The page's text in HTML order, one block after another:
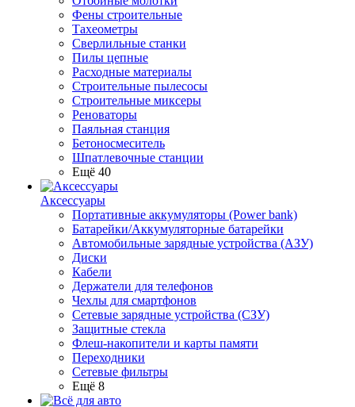
Фены строительные
Тахеометры
Сверлильные станки
Пилы цепные
Расходные материалы
Строительные пылесосы
Строительные миксеры
Реноваторы
Паяльная станция
Бетоносмеситель
Шпатлевочные станции
Ещё 40
Аксессуары
Портативные аккумуляторы (Power bank)
Батарейки/Аккумуляторные батарейки
Автомобильные зарядные устройства (АЗУ)
Диски
Кабели
Держатели для телефонов
Чехлы для смартфонов
Сетевые зарядные устройства (СЗУ)
Защитные стекла
Флеш-накопители и карты памяти
Переходники
Сетевые фильтры
Ещё 8